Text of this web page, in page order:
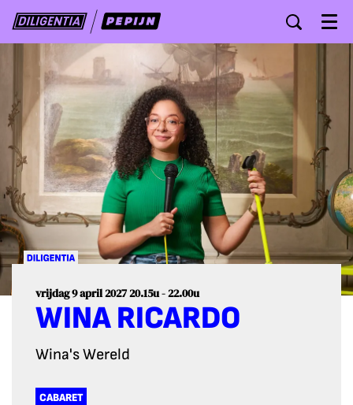
Menu
WINA RICARDO
Wina's Wereld
vrijdag 9 april 202720.15u - 22.00u
CABARET